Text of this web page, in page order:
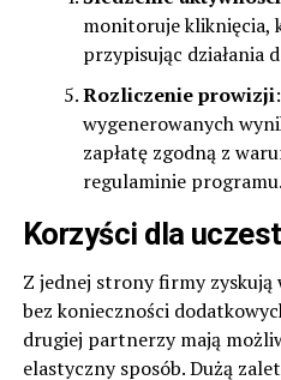
monitoruje kliknięcia,
przypisując działania
Rozliczenie prowizji
wygenerowanych
zapłatę zgodną z
regulaminie programu.
Korzyści dla
Z jednej strony firmy zyskują
bez konieczności
drugiej partnerzy mają
elastyczny sposób. Dużą